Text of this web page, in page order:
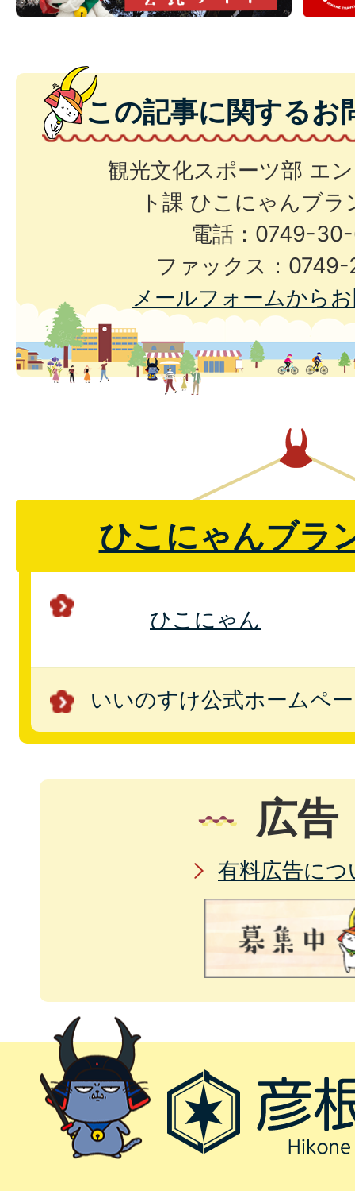
この記事に関するお
観光文化スポーツ部 エ
ト課 ひこにゃんブラ
電話：0749-
ファックス：
メールフォームから
ひこにゃんブラ
ひこにゃん
いいのすけ公式ホームペ
広告
有料広告につ